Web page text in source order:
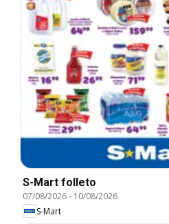
S-Mart folleto
07/08/2026- 10/08/2026
S-Mart